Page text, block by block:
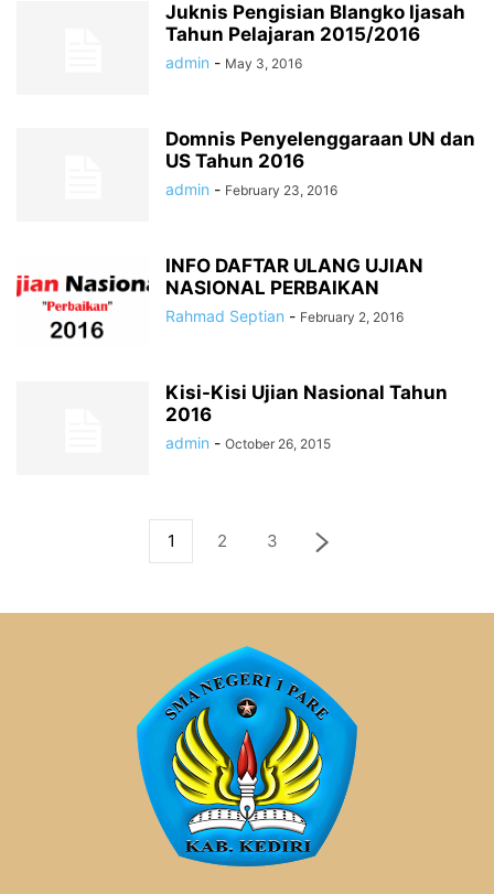
Juknis Pengisian Blangko Ijasah
Tahun Pelajaran 2015/2016
admin - May 3, 2016
Domnis Penyelenggaraan UN dan
US Tahun 2016
admin - February 23, 2016
INFO DAFTAR ULANG UJIAN
NASIONAL PERBAIKAN
Rahmad Septian - February 2, 2016
Kisi-Kisi Ujian Nasional Tahun
2016
admin - October 26, 2015
1 2 3